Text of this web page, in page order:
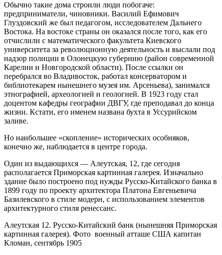
Обычно такие дома строили люди побогаче:
предприниматели, чиновники. Василий Ефимович
Глуздовский же был педагогом, исследователем Дальнего
Востока. На востоке страны он оказался после того, как его
отчислили с математического факультета Киевского
университета за революционную деятельность и выслали под
надзор полиции в Олонецкую губернию (район современной
Карелии и Новгородской области). После ссылки он
перебрался во Владивосток, работал консерватором и
библиотекарем нынешнего музея им. Арсеньева), занимался
этнографией, археологией и геологией. В 1923 году стал
доцентом кафедры географии ДВГУ, где преподавал до конца
жизни. Кстати, его именем названа бухта в Уссурийском
заливе.
Но наибольшее «скопление» исторических особняков,
конечно же, наблюдается в центре города.
Один из выдающихся — Алеутская, 12, где сегодня
располагается Приморская картинная галерея. Изначально
здание было построено под нужды Русско-Китайского банка в
1899 году по проекту архитектора Платона Евгеньевича
Базилевского в стиле модерн, с использованием элементов
архитектурного стиля ренессанс.
Алеутская 12. Русско-Китайский банк (нынешняя Приморская
картинная галерея). Фото военный атташе США капитан
Кломан, сентябрь 1905